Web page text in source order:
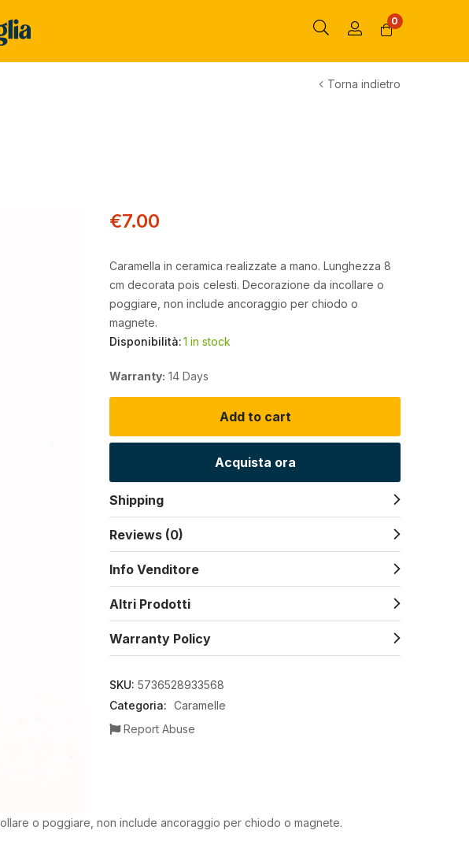
0
Torna indietro
€7.00
Caramella in ceramica realizzate a mano. Lunghezza 8
cm decorata pois celesti. Decorazione da incollare o
poggiare, non include ancoraggio per chiodo o
magnete.
Disponibilità:1 in stock
Warranty: 14 Days
Add to cart
Acquista ora
Shipping
Reviews (0)
Info Venditore
Altri Prodotti
Warranty Policy
SKU: 5736528933568
Categoria: Caramelle
Report Abuse
o poggiare, non include ancoraggio per chiodo o magnete.